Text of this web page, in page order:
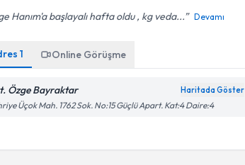
Hanım'a başlayalı hafta oldu , kg veda... Devamı
1 Online Görüşme
Özge Bayraktar Haritada Göster
Üçok Mah. 1762 Sok. No:15 Güçlü Apart. Kat:4 Daire:4